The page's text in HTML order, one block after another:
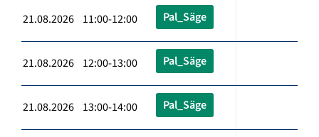
21.08.2026 11:00-12:00 Pal_Säge
21.08.2026 12:00-13:00 Pal_Säge
21.08.2026 13:00-14:00 Pal_Säge